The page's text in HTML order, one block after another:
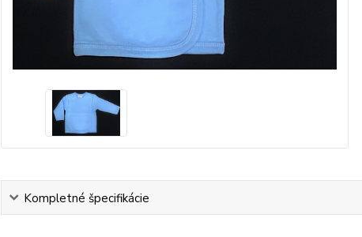
Kompletné špecifikácie